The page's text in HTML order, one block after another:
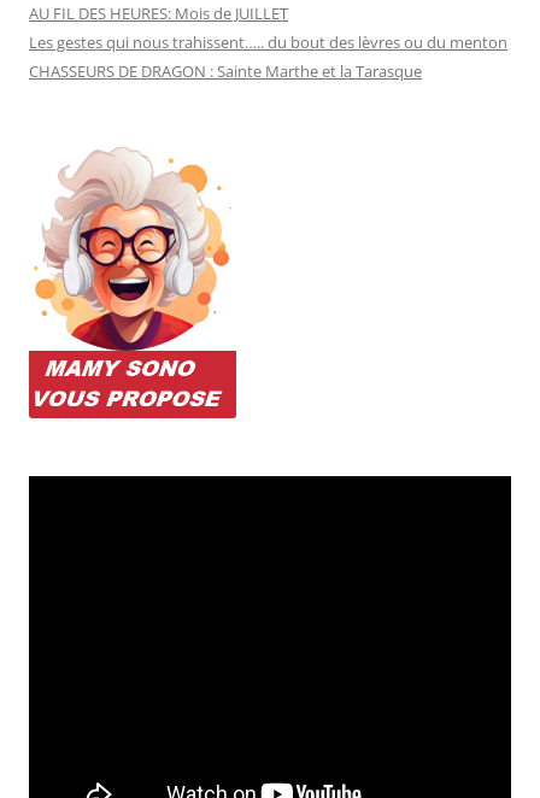
AU FIL DES HEURES: Mois de JUILLET
Les gestes qui nous trahissent….. du bout des lèvres ou du menton
CHASSEURS DE DRAGON : Sainte Marthe et la Tarasque